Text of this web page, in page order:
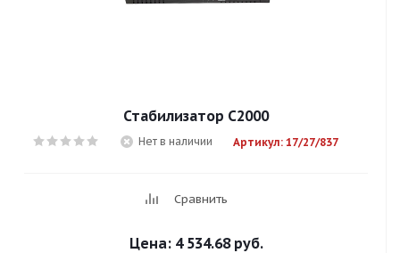
Стабилизатор С2000
Нет в наличии Артикул: 17/27/837
Сравнить
Цена: 4 534.68 руб.